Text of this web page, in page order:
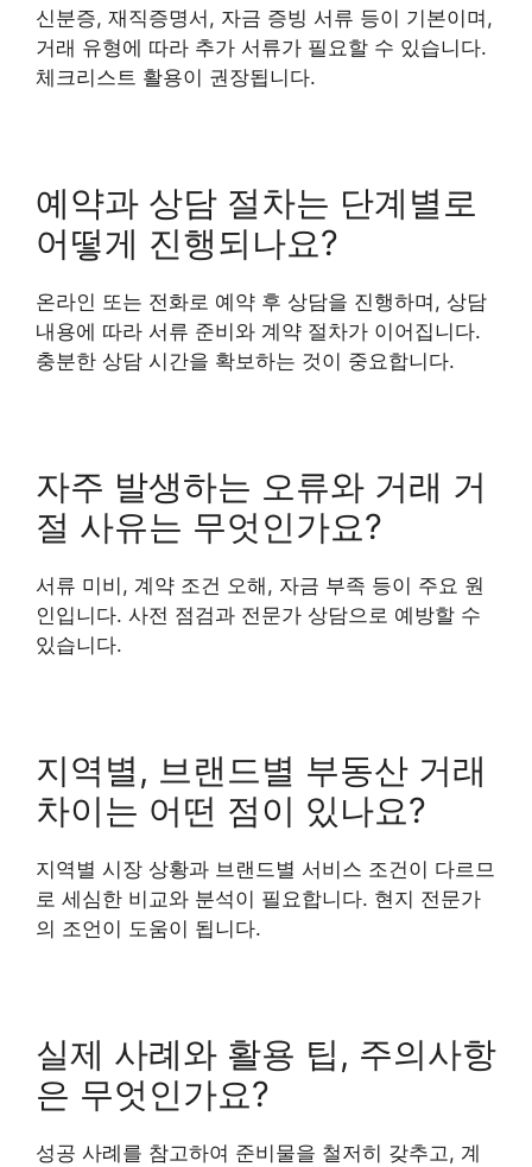
신분증, 재직증명서, 자금 증빙 서류 등이 기본이며,
거래 유형에 따라 추가 서류가 필요할 수 있습니다.
체크리스트 활용이 권장됩니다.
예약과 상담 절차는 단계별로
어떻게 진행되나요?
온라인 또는 전화로 예약 후 상담을 진행하며, 상담
내용에 따라 서류 준비와 계약 절차가 이어집니다.
충분한 상담 시간을 확보하는 것이 중요합니다.
자주 발생하는 오류와 거래 거
절 사유는 무엇인가요?
서류 미비, 계약 조건 오해, 자금 부족 등이 주요 원
인입니다. 사전 점검과 전문가 상담으로 예방할 수
있습니다.
지역별, 브랜드별 부동산 거래
차이는 어떤 점이 있나요?
지역별 시장 상황과 브랜드별 서비스 조건이 다르므
로 세심한 비교와 분석이 필요합니다. 현지 전문가
의 조언이 도움이 됩니다.
실제 사례와 활용 팁, 주의사항
은 무엇인가요?
성공 사례를 참고하여 준비물을 철저히 갖추고, 계